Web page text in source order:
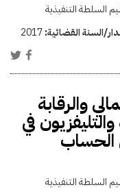
السلطة التنفيذية
السنة القضائية:2017
والرقابة
في
السلطة التنفيذية